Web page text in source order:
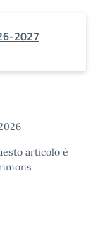
2027
articolo è